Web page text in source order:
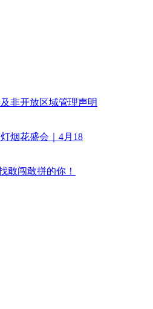
非开放区域管理声明
烟花盛会｜4月18
敢闯敢拼的你！